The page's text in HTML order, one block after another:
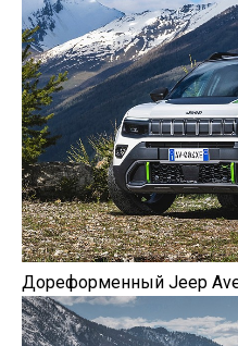
Дореформенный Jeep